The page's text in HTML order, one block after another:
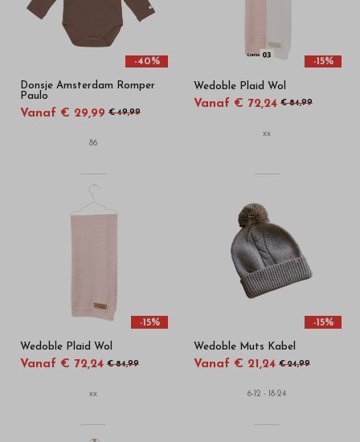
-40%
Donsje Amsterdam Romper
Paulo
Vanaf € 29,99 € 49,99
86
-15%
Wedoble Plaid Wol
Vanaf € 72,24 € 84,99
xx
-15%
Wedoble Plaid Wol
Vanaf € 72,24 € 84,99
xx
-15%
Wedoble Muts Kabel
Vanaf € 21,24 € 24,99
6-12 - 18-24